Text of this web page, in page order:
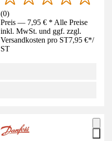
(0)
Preis — 7,95 € * Alle Preise
inkl. MwSt. und ggf. zzgl.
Versandkosten pro ST7,95 €*/
ST